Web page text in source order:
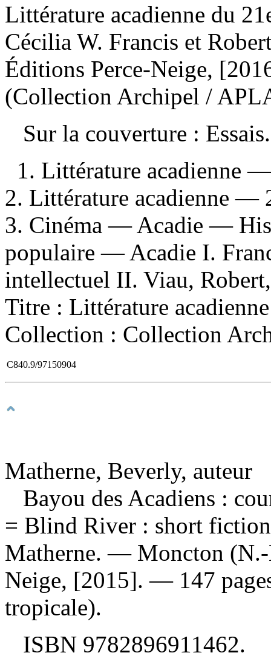
Littérature acadienne du
Cécilia W. Francis et
Éditions Perce-Neige,
(Collection Archipel /
Sur la couverture :
1. Littérature acadienne
2. Littérature acadienne
3. Cinéma — Acadie —
populaire — Acadie I.
intellectuel II. Viau,
Titre : Littérature
Collection : Collection
C840.9/97150904
Matherne, Beverly, auteur
Bayou des Acadiens :
= Blind River : short
Matherne. — Moncton (N.-
Neige, [2015]. — 147
tropicale).
ISBN 9782896911462.